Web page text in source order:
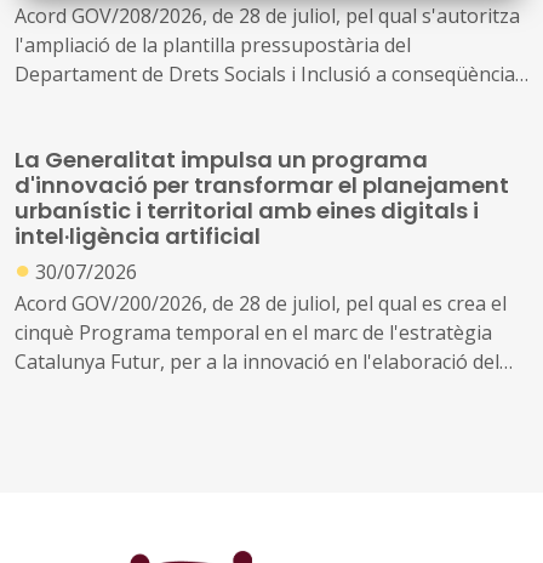
Acord GOV/208/2026, de 28 de juliol, pel qual s'autoritza
l'ampliació de la plantilla pressupostària del
Departament de Drets Socials i Inclusió a conseqüència
La Generalitat impulsa un programa
d'innovació per transformar el planejament
urbanístic i territorial amb eines digitals i
intel·ligència artificial
● 30/07/2026
Acord GOV/200/2026, de 28 de juliol, pel qual es crea el
cinquè Programa temporal en el marc de l'estratègia
Catalunya Futur, per a la innovació en l'elaboració del